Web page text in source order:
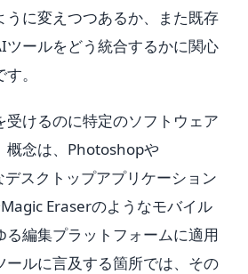
うに変えつつあるか、また既存
ツールをどう統合するかに関心
。
受けるのに特定のソフトウェア
概念は、Photoshopや
スクトップアプリケーション
Eraserのようなモバイル
る編集プラットフォームに適用
ールに言及する箇所では、その